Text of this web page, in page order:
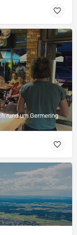
rund um Germering